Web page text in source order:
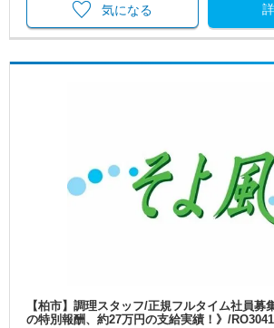
気になる
【柏市】調理スタッフ/正規フルタイム社員募
の特別報酬、約27万円の支給実績！》/